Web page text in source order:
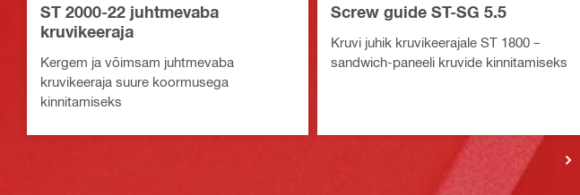
ST 2000-22 juhtmevaba
kruvikeeraja
Kergem ja võimsam juhtmevaba
kruvikeeraja suure koormusega
kinnitamiseks
Screw guide ST-SG 5.5
Kruvi juhik kruvikeerajale ST 1800 –
sandwich-paneeli kruvide kinnitamiseks